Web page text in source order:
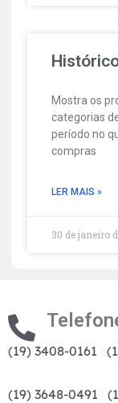
Mostra os
categorias
período no
compras
LER MAIS »
30 de janeiro
(19) 3408-0161
(19) 3648-0491